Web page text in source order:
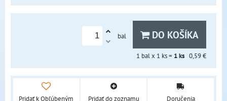
bal DO KOŠÍKA
1 bal x 1 ks = 1ks 0,59 €
Pridať k Obľúbeným Pridať do zoznamu Doručenia